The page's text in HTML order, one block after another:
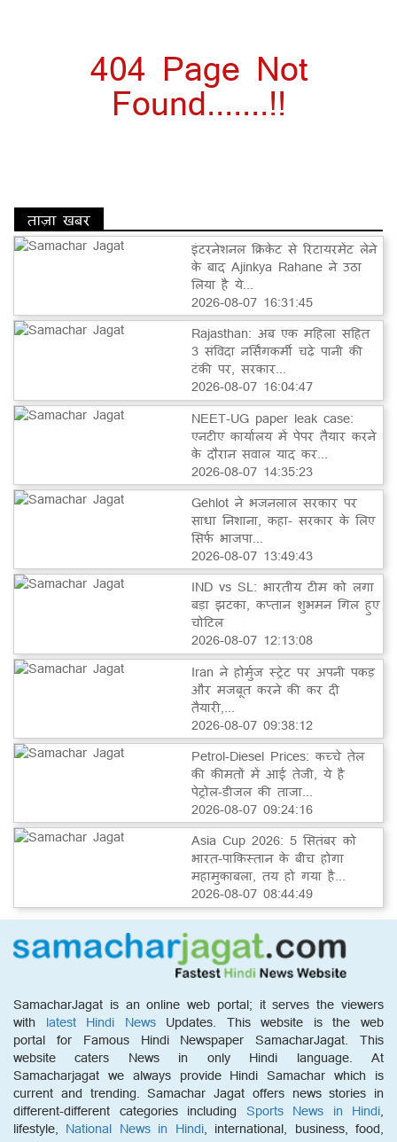
404 Page Not
Found.......!!
ताज़ा खबर
इंटरनेशनल क्रिकेट से रिटायरमेंट लेने
के बाद Ajinkya Rahane ने उठा
लिया है ये...
2026-08-07 16:31:45
Rajasthan: अब एक महिला सहित
3 संविदा नर्सिंगकर्मी चढ़े पानी की
टंकी पर, सरकार...
2026-08-07 16:04:47
NEET-UG paper leak case:
एनटीए कार्यालय में पेपर तैयार करने
के दौरान सवाल याद कर...
2026-08-07 14:35:23
Gehlot ने भजनलाल सरकार पर
साधा निशाना, कहा- सरकार के लिए
सिर्फ भाजपा...
2026-08-07 13:49:43
IND vs SL: भारतीय टीम को लगा
बड़ा झटका, कप्तान शुभमन गिल हुए
चोटिल
2026-08-07 12:13:08
Iran ने होर्मुज स्ट्रेट पर अपनी पकड़
और मजबूत करने की कर दी
तैयारी,...
2026-08-07 09:38:12
Petrol-Diesel Prices: कच्चे तेल
की कीमतों में आई तेजी, ये है
पेट्रोल-डीजल की ताजा...
2026-08-07 09:24:16
Asia Cup 2026: 5 सितंबर को
भारत-पाकिस्तान के बीच होगा
महामुकाबला, तय हो गया है...
2026-08-07 08:44:49
SamacharJagat is an online web portal; it serves the viewers
with latest Hindi NewsUpdates. This website is the web
portal for Famous Hindi Newspaper SamacharJagat. This
website caters News in only Hindi language. At
Samacharjagat we always provide Hindi Samachar which is
current and trending. Samachar Jagat offers news stories in
different-different categories including Sports News in Hindi,
lifestyle, National News in Hindi, international, business, food,